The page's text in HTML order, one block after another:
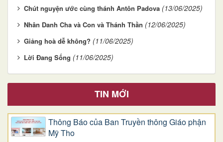
Chút nguyện ước cùng thánh Antôn Padova (13/06/2025)
Nhân Danh Cha và Con và Thánh Thần (12/06/2025)
Giảng hoà dễ không? (11/06/2025)
Lời Đang Sống (11/06/2025)
TIN MỚI
Thông Báo của Ban Truyền thông Giáo phận
Mỹ Tho